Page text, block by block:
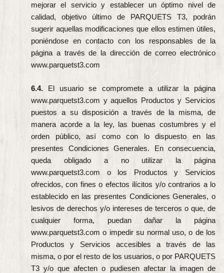
mejorar el servicio y establecer un óptimo nivel de
calidad, objetivo último de PARQUETS T3, podrán
sugerir aquellas modificaciones que ellos estimen útiles,
poniéndose en contacto con los responsables de la
página a través de la dirección de correo electrónico
www.parquetst3.com
6.4. El usuario se compromete a utilizar la página
www.parquetst3.com y aquellos Productos y Servicios
puestos a su disposición a través de la misma, de
manera acorde a la ley, las buenas costumbres y el
orden público, así como con lo dispuesto en las
presentes Condiciones Generales. En consecuencia,
queda obligado a no utilizar la página
www.parquetst3.com o los Productos y Servicios
ofrecidos, con fines o efectos ilícitos y/o contrarios a lo
establecido en las presentes Condiciones Generales, o
lesivos de derechos y/o intereses de terceros o que, de
cualquier forma, puedan dañar la página
www.parquetst3.com o impedir su normal uso, o de los
Productos y Servicios accesibles a través de las
misma, o por el resto de los usuarios, o por PARQUETS
T3 y/o que afecten o pudiesen afectar la imagen de